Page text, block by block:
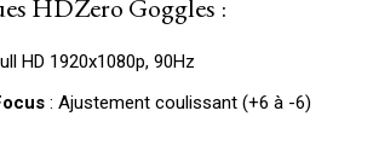
HDZero Goggles :
HD 1920x1080p, 90Hz
: Ajustement coulissant (+6 à -6)